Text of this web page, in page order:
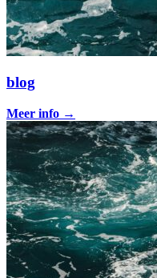
blog
Meer info →